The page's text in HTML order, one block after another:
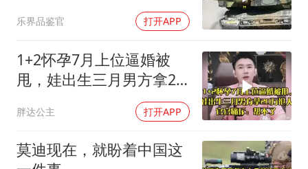
乐界品鉴官 打开APP
1+2怀孕7月上位逼婚被
甩，娃出生三月男方拿20
胖达公主 打开APP
莫迪现在，就盼着中国这